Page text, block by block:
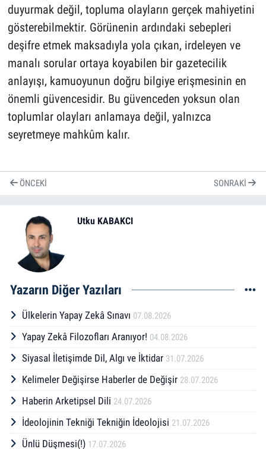
duyurmak değil, topluma olayların gerçek mahiyetini
gösterebilmektir. Görünenin ardındaki sebepleri
deşifre etmek maksadıyla yola çıkan, irdeleyen ve
manalı sorular ortaya koyabilen bir gazetecilik
anlayışı, kamuoyunun doğru bilgiye erişmesinin en
önemli güvencesidir. Bu güvenceden yoksun olan
toplumlar olayları anlamaya değil, yalnızca
seyretmeye mahkûm kalır.
ÖNCEKI SONRAKI
Utku KABAKCI
Yazarın Diğer Yazıları
Ülkelerin Yapay Zekâ Sınavı 07.08.2026
Yapay Zekâ Filozofları Aranıyor! 04.08.2026
Siyasal İletişimde Dil, Algı ve İktidar 31.07.2026
Kelimeler Değişirse Haberler de Değişir 28.07.2026
Haberin Arketipsel Dili 24.07.2026
İdeolojinin Tekniği Tekniğin İdeolojisi 21.07.2026
Ünlü Düşmesi(!) 17.07.2026